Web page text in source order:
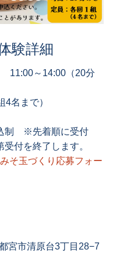
験詳細
11:00～14:00（20分
名まで）
制 ※先着順に受付
付を終了します。
みそ玉づくり応募フォー
宮市清原台3丁目28−7